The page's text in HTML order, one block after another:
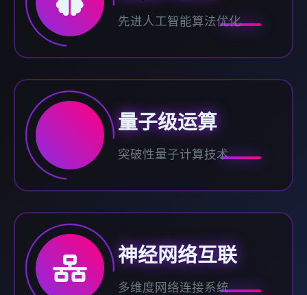
先进人工智能算法优化
量子级运算
突破性量子计算技术
神经网络互联
多维度网络连接系统